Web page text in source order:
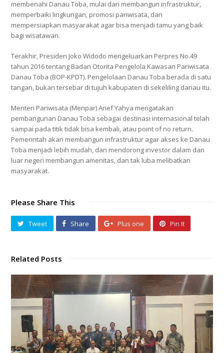
membenahi Danau Toba, mulai dari membangun infrastruktur,
memperbaiki lingkungan, promosi pariwisata, dan
mempersiapkan masyarakat agar bisa menjadi tamu yang baik
bagi wisatawan.
Terakhir, Presiden Joko Widodo mengeluarkan Perpres No.49
tahun 2016 tentang Badan Otorita Pengelola Kawasan Pariwisata
Danau Toba (BOP-KPDT). Pengelolaan Danau Toba berada di satu
tangan, bukan tersebar di tujuh kabupaten di sekeliling danau itu.
Menteri Pariwisata (Menpar) Arief Yahya mengatakan
pembangunan Danau Toba sebagai destinasi internasional telah
sampai pada titik tidak bisa kembali, atau point of no return.
Pemerintah akan membangun infrastruktur agar akses ke Danau
Toba menjadi lebih mudah, dan mendorong investor dalam dan
luar negeri membangun amenitas, dan tak luba melibatkan
masyarakat.
Please Share This
Tweet Share Plus one Pin It
Related Posts